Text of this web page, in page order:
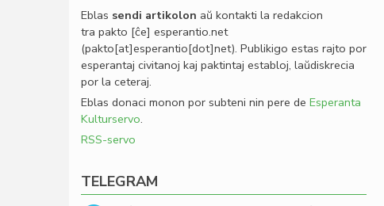
Eblas sendi artikolon aŭ kontakti la redakcion
tra pakto [ĉe] esperantio.net
(pakto[at]esperantio[dot]net). Publikigo estas rajto por
esperantaj civitanoj kaj paktintaj establoj, laŭdiskrecia
por la ceteraj.
Eblas donaci monon por subteni nin pere de Esperanta
Kulturservo.
RSS-servo
TELEGRAM